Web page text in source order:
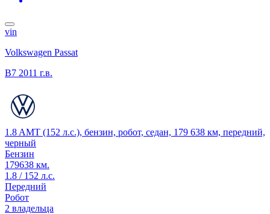
vin
Volkswagen Passat
B7 2011 г.в.
1.8 AMT (152 л.с.), бензин, робот, седан, 179 638 км, передний,
черный
Бензин
179638 км.
1.8 / 152 л.с.
Передний
Робот
2 владельца